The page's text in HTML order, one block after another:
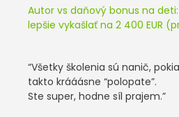
Autor vs daňový bonus na
lepšie vykašlať na 2 400 EUR
“Všetky školenia sú nanič,
takto krááásne “polopate”.
Ste super, hodne síl prajem.”